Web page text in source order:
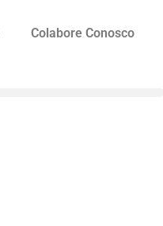
Colabore Conosco